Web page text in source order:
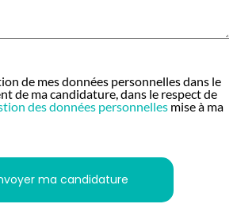
de mes données personnelles dans le
de ma candidature, dans le respect de
des données personnelles mise à ma
ma candidature